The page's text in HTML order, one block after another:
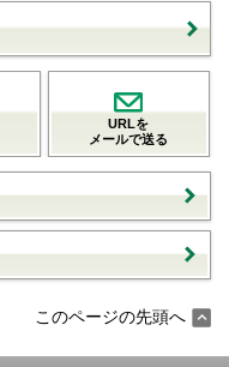
URLを
メールで送る
このページの先頭へ